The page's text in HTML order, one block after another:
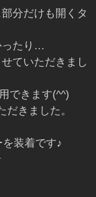
分だけも開くタ
ったり…
ていただきまし
できます(^^)
きました。
装着です♪